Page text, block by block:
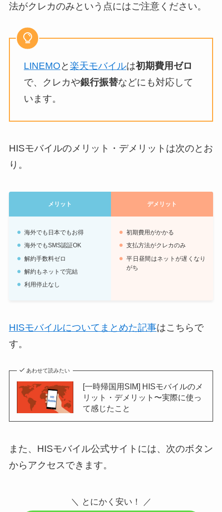
法がクレカのみという点にはご注意ください。
LINEMOと楽天モバイルは初期費用ゼロ
で、クレカや銀行振替などにも対応して
います。
HISモバイルのメリット・デメリットは次のとお
り。
メリット デメリット
海外でも日本でもお得
海外でもSMS認証OK
解約手数料ゼロ
解約もネットで完結
利用停止なし
初期費用がかかる
支払方法がクレカのみ
平日昼間はネットが遅くなり
がち
HISモバイルについてまとめた記事はこちらで
す。
あわせて読みたい
[一時帰国用SIM] HISモバイルのメ
リット・デメリット〜実際に使っ
て感じたこと
また、HISモバイル公式サイトには、次のボタン
からアクセスできます。
＼ とにかく安い！ ／